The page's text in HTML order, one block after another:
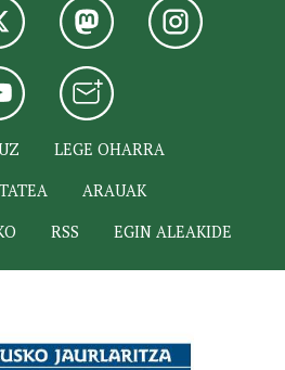
LEGE OHARRA
ARAUAK
RSS EGIN ALEAKIDE